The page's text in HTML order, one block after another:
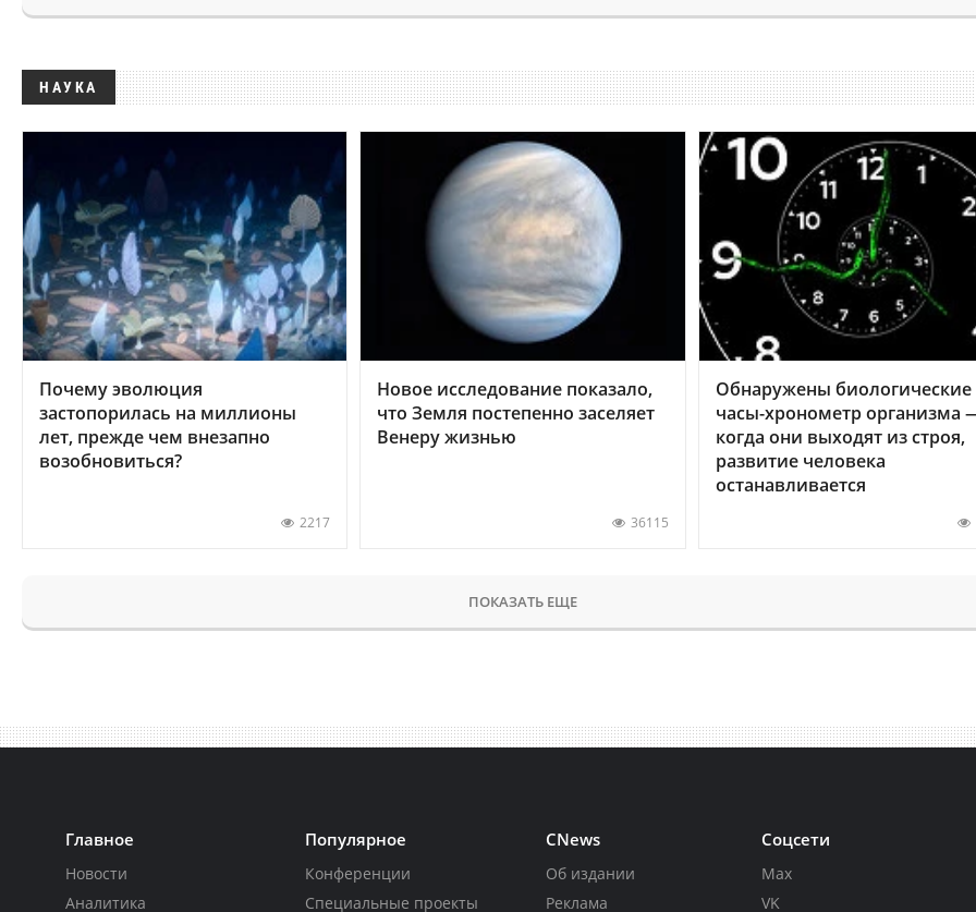
НАУКА
Почему эволюция
застопорилась на миллионы
лет, прежде чем внезапно
возобновиться?
2217
Новое исследование показало,
что Земля постепенно заселяет
Венеру жизнью
36115
Обнаружены биологические
часы-хронометр организма
когда они выходят из строя,
развитие человека
останавливается
ПОКАЗАТЬ ЕЩЕ
Главное
Новости
Аналитика
Популярное
Конференции
Специальные проекты
CNews
Об издании
Реклама
Соцсети
Max
VK